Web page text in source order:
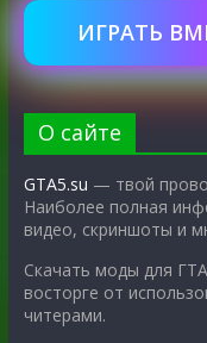
ИГРАТЬ
О сайте
GTA5.su — твой
Наиболее полная
видео, скриншоты и
Скачать моды для
восторге от
читерами.